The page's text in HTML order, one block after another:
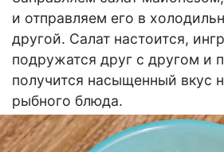
и отправляем его в
другой. Салат настоится,
подружатся друг с другом и
получится насыщенный вкус
рыбного блюда.